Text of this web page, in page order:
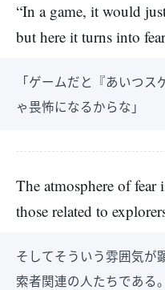
“In a game, it would
but here it turns into
「ゲームだと『あいつ
ゃ畏怖になるからな」
The atmosphere of
those related to
そしてそういう雰囲気が
索者関連の人たちである。